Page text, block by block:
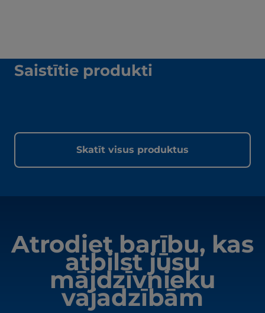
Saistītie produkti
Skatīt visus produktus
Atrodiet barību, kas
atbilst jūsu
mājdzīvnieku
vajadzībām